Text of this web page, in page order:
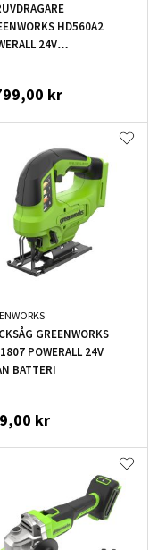
HD560A2
24V
kr
GREENWORKS
POWERALL 24V
BATTERI
kr